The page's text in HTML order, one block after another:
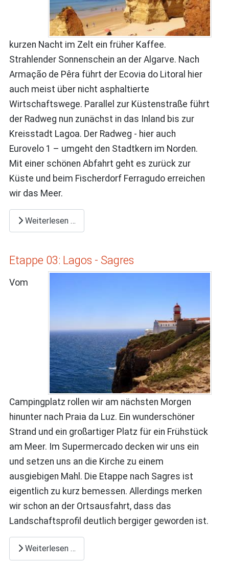
kurzen Nacht im Zelt ein früher Kaffee.
Strahlender Sonnenschein an der Algarve. Nach
Armação de Pêra führt der Ecovia do Litoral hier
auch meist über nicht asphaltierte
Wirtschaftswege. Parallel zur Küstenstraße führt
der Radweg nun zunächst in das Inland bis zur
Kreisstadt Lagoa. Der Radweg - hier auch
Eurovelo 1 – umgeht den Stadtkern im Norden.
Mit einer schönen Abfahrt geht es zurück zur
Küste und beim Fischerdorf Ferragudo erreichen
wir das Meer.
Weiterlesen …
Etappe 03: Lagos - Sagres
Vom
Campingplatz rollen wir am nächsten Morgen
hinunter nach Praia da Luz. Ein wunderschöner
Strand und ein großartiger Platz für ein Frühstück
am Meer. Im Supermercado decken wir uns ein
und setzen uns an die Kirche zu einem
ausgiebigen Mahl. Die Etappe nach Sagres ist
eigentlich zu kurz bemessen. Allerdings merken
wir schon an der Ortsausfahrt, dass das
Landschaftsprofil deutlich bergiger geworden ist.
Weiterlesen …